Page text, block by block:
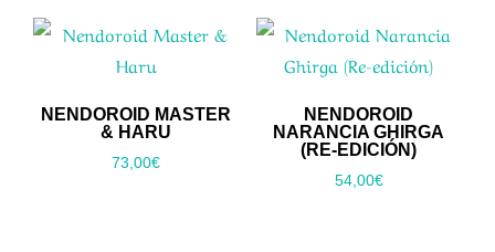
NENDOROID MASTER
& HARU
73,00€
NENDOROID
NARANCIA GHIRGA
(RE-EDICIÓN)
54,00€